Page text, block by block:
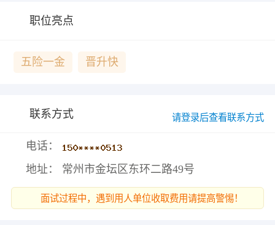
职位亮点
五险一金 晋升快
联系方式 请登录后查看联系方式
电话：
地址： 常州市金坛区东环二路49号
面试过程中，遇到用人单位收取费用请提高警惕！